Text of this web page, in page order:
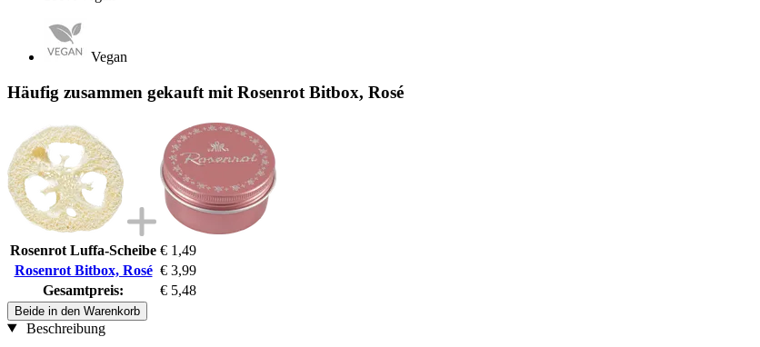
Vegan
Häufig zusammen gekauft mit Rosenrot Bitbox, Rosé
Rosenrot Luffa-Scheibe € 1,49
Rosenrot Bitbox, Rosé € 3,99
Gesamtpreis:
€ 5,48
Beide in den Warenkorb
Beschreibung